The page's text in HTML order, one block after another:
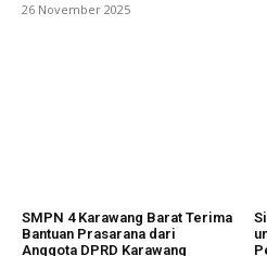
26 November 2025
SMPN 4 Karawang Barat Terima
Bantuan Prasarana dari
Anggota DPRD Karawang